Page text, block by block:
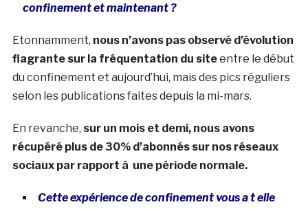
confinement et maintenant ?
Etonnamment, nous n’avons pas observé d’évolution
flagrante sur la fréquentation du siteentre le début
du confinement et aujourd’hui, mais des pics réguliers
selon les publications faites depuis la mi-mars.
En revanche, sur un mois et demi, nous avons
récupéré plus de 30% d’abonnés sur nos réseaux
sociaux par rapport à une période normale.
Cette expérience de confinement vous a t elle